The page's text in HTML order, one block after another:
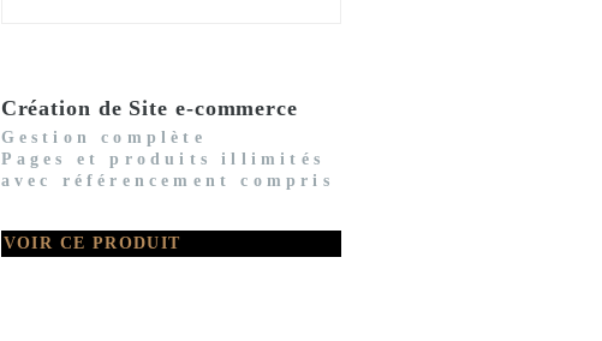
Création de Site e-commerce
Gestion complète
Pages et produits illimités
avec référencement compris
VOIR CE PRODUIT